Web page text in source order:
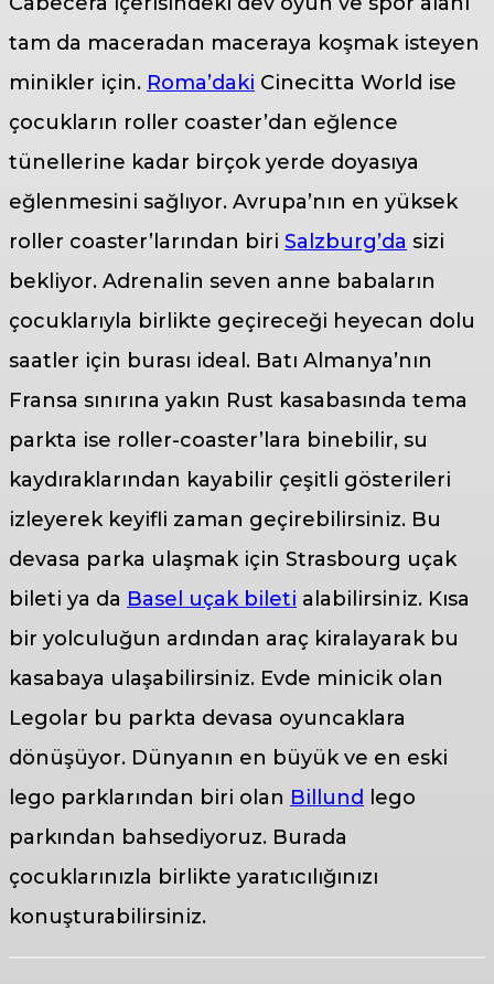
tam da maceradan maceraya koşmak isteyen
minikler için. Roma’daki Cinecitta World ise
çocukların roller coaster’dan eğlence
tünellerine kadar birçok yerde doyasıya
eğlenmesini sağlıyor. Avrupa’nın en yüksek
roller coaster’larından biri Salzburg’da sizi
bekliyor. Adrenalin seven anne babaların
çocuklarıyla birlikte geçireceği heyecan dolu
saatler için burası ideal. Batı Almanya’nın
Fransa sınırına yakın Rust kasabasında tema
parkta ise roller-coaster’lara binebilir, su
kaydıraklarından kayabilir çeşitli gösterileri
izleyerek keyifli zaman geçirebilirsiniz. Bu
devasa parka ulaşmak için Strasbourg uçak
bileti ya da Basel uçak bileti alabilirsiniz. Kısa
bir yolculuğun ardından araç kiralayarak bu
kasabaya ulaşabilirsiniz. Evde minicik olan
Legolar bu parkta devasa oyuncaklara
dönüşüyor. Dünyanın en büyük ve en eski
lego parklarından biri olan Billund
lego
parkından bahsediyoruz. Burada
çocuklarınızla birlikte yaratıcılığınızı
konuşturabilirsiniz.